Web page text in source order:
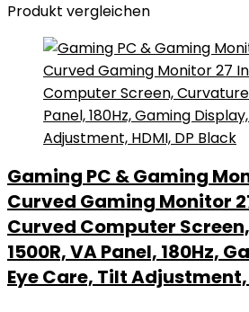
Produkt vergleichen
Gaming PC & Gaming
Curved Gaming Monitor
Curved Computer
1500R, VA Panel, 180Hz,
Eye Care, Tilt Adjustment,